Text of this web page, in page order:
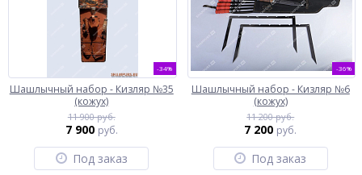
-34%
Шашлычный набор - Кизляр №35
(кожух)
11 900 руб.
7 900 руб.
Под заказ
-36%
Шашлычный набор - Кизляр №6
(кожух)
11 200 руб.
7 200 руб.
Под заказ